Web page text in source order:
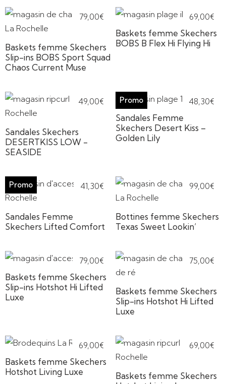
Baskets femme Skechers
Slip-ins BOBS Sport Squad
Chaos Current Muse
79,00€
Baskets femme Skechers
BOBS B Flex Hi Flying Hi
69,00€
Sandales Skechers
DESERTKISS LOW -
SEASIDE
49,00€
Sandales Femme
Skechers Desert Kiss –
Golden Lily
48,30€
Sandales Femme
Skechers Lifted Comfort
41,30€
Bottines femme Skechers
Texas Sweet Lookin’
99,00€
Baskets femme Skechers
Slip-ins Hotshot Hi Lifted
Luxe
79,00€
Baskets femme Skechers
Slip-ins Hotshot Hi Lifted
Luxe
75,00€
Baskets femme Skechers
Hotshot Living Luxe
69,00€
Baskets femme Skechers
69,00€